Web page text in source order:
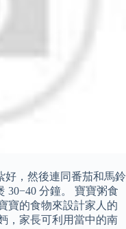
好，然後連同番茄和馬鈴
30−40 分鐘。 寶寶粥食
寶的食物來設計家人的
，家長可利用當中的南